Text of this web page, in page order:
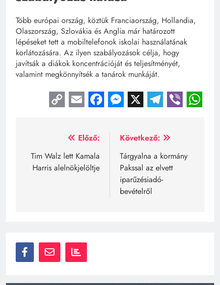
Több európai ország, köztük Franciaország, Hollandia,
Olaszország, Szlovákia és Anglia már határozott
lépéseket tett a mobiltelefonok iskolai használatának
korlátozására. Az ilyen szabályozások célja, hogy
javítsák a diákok koncentrációját és teljesítményét,
valamint megkönnyítsék a tanárok munkáját.
Copy
Link
EmailFacebook
Messenger
X Viber
Bejegyzés
navigáció
Előző:
Tim Walz lett Kamala
Harris alelnökjelöltje
Következő:
Tárgyalna a kormány
Pakssal az elvett
iparűzésiadó-
bevételről